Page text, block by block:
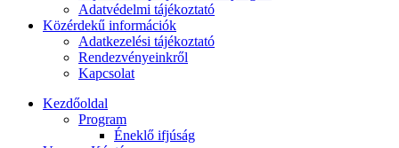
Adatvédelmi tájékoztató
Közérdekű információk
Adatkezelési tájékoztató
Rendezvényeinkről
Kapcsolat
Kezdőoldal
Program
Éneklő ifjúság